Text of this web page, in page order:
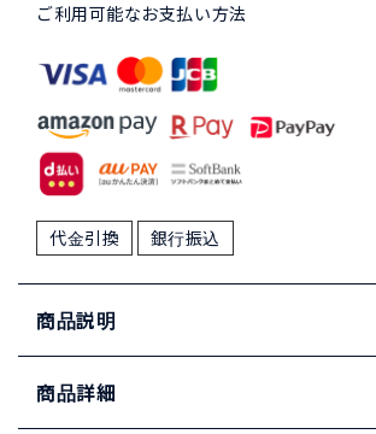
ご利用可能なお支払い方法
代金引換 銀行振込
商品説明
商品詳細